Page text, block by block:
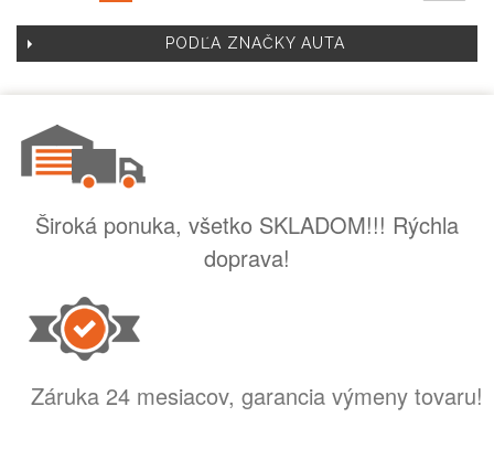
PODĽA ZNAČKY AUTA
Široká ponuka, všetko SKLADOM!!! Rýchla
doprava!
Záruka 24 mesiacov, garancia výmeny tovaru!